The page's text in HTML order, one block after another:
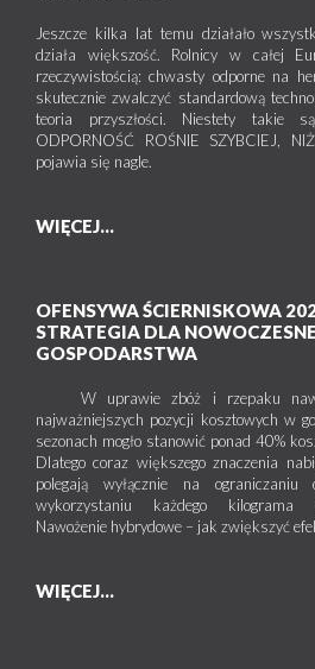
Jeszcze kilka lat temu działało
działa większość. Rolnicy w całej
rzeczywistością: chwasty odporne na
skutecznie zwalczyć standardową
teoria przyszłości. Niestety takie
ODPORNOŚĆ ROŚNIE SZYBCIEJ,
pojawia się nagle.
WIĘCEJ...
OFENSYWA ŚCIERNISKOWA
STRATEGIA DLA
GOSPODARSTWA
W uprawie zbóż i rzepaku
najważniejszych pozycji kosztowych w
sezonach mogło stanowić ponad 40%
Dlatego coraz większego znaczenia
polegają wyłącznie na
wykorzystaniu każdego kilograma
Nawożenie hybrydowe – jak zwiększyć
WIĘCEJ...